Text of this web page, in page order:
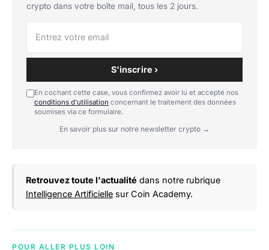
crypto dans votre boîte mail, tous les 2 jours.
S'inscrire ›
En cochant cette case, vous confirmez avoir lu et accepté nos
conditions d'utilisation concernant le traitement des données
soumises via ce formulaire.
En savoir plus sur notre newsletter crypto →
Retrouvez toute l'actualité dans notre rubrique
Intelligence Artificielle sur Coin Academy.
POUR ALLER PLUS LOIN